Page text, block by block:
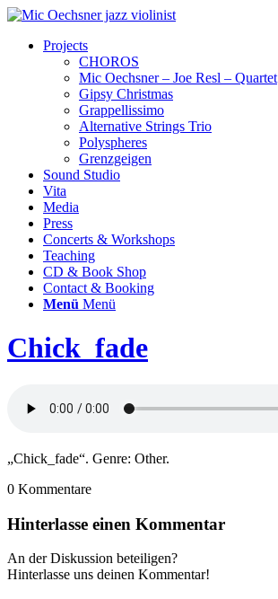
Projects
CHOROS
Mic Oechsner – Joe Resl – Quartet
Gipsy Christmas
Grappellissimo
Alternative Strings Trio
Polyspheres
Grenzgeigen
Sound Studio
Vita
Media
Press
Concerts & Workshops
Teaching
CD & Book Shop
Contact & Booking
Menü Menü
Chick_fade
„Chick_fade“. Genre: Other.
0 Kommentare
Hinterlasse einen Kommentar
An der Diskussion beteiligen?
Hinterlasse uns deinen Kommentar!